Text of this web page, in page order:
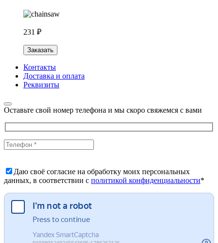
231 ₽
Заказать
Контакты
Доставка и оплата
Реквизиты
Оставьте свой номер телефона и мы скоро свяжемся с вами
Даю своё согласие на обработку моих персональных
данных, в соответствии с политикой конфиденциальности*